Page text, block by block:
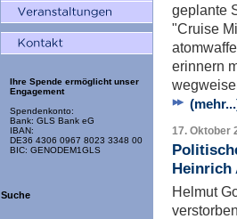
Ihre Spende ermöglicht unser
Engagement
Spendenkonto:
Bank: GLS Bank eG
IBAN:
DE36 4306 0967 8023 3348 00
BIC: GENODEM1GLS
Suche
geplante
"Cruise
erinnern
17. Oktober
Heinrich
Helmut